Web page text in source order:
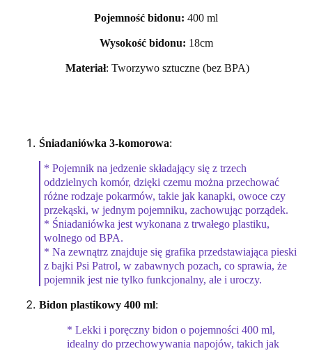
Pojemność bidonu: 400 ml
Wysokość bidonu: 18cm
Materiał: Tworzywo sztuczne (bez BPA)
Śniadaniówka 3-komorowa:
* Pojemnik na jedzenie składający się z trzech
oddzielnych komór, dzięki czemu można przechować
różne rodzaje pokarmów, takie jak kanapki, owoce czy
przekąski, w jednym pojemniku, zachowując porządek.
* Śniadaniówka jest wykonana z trwałego plastiku,
wolnego od BPA.
* Na zewnątrz znajduje się grafika przedstawiająca pieski
z bajki Psi Patrol, w zabawnych pozach, co sprawia, że
pojemnik jest nie tylko funkcjonalny, ale i uroczy.
Bidon plastikowy 400 ml:
* Lekki i poręczny bidon o pojemności 400 ml,
idealny do przechowywania napojów, takich jak